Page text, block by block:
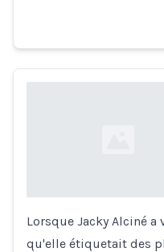
Loading...
Lorsque Jacky Alciné
qu'elle étiquetait des